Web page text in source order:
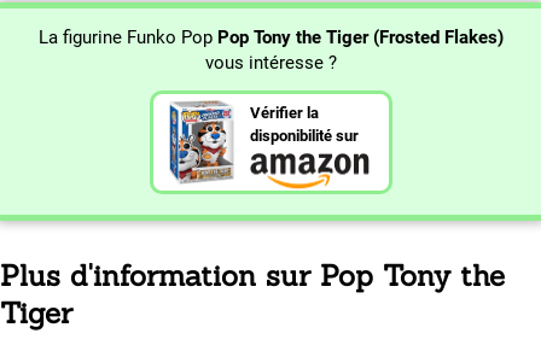
La figurine Funko Pop Pop Tony the Tiger (Frosted Flakes)
vous intéresse ?
Vérifier la
disponibilité sur
Plus d'information sur Pop Tony the
Tiger